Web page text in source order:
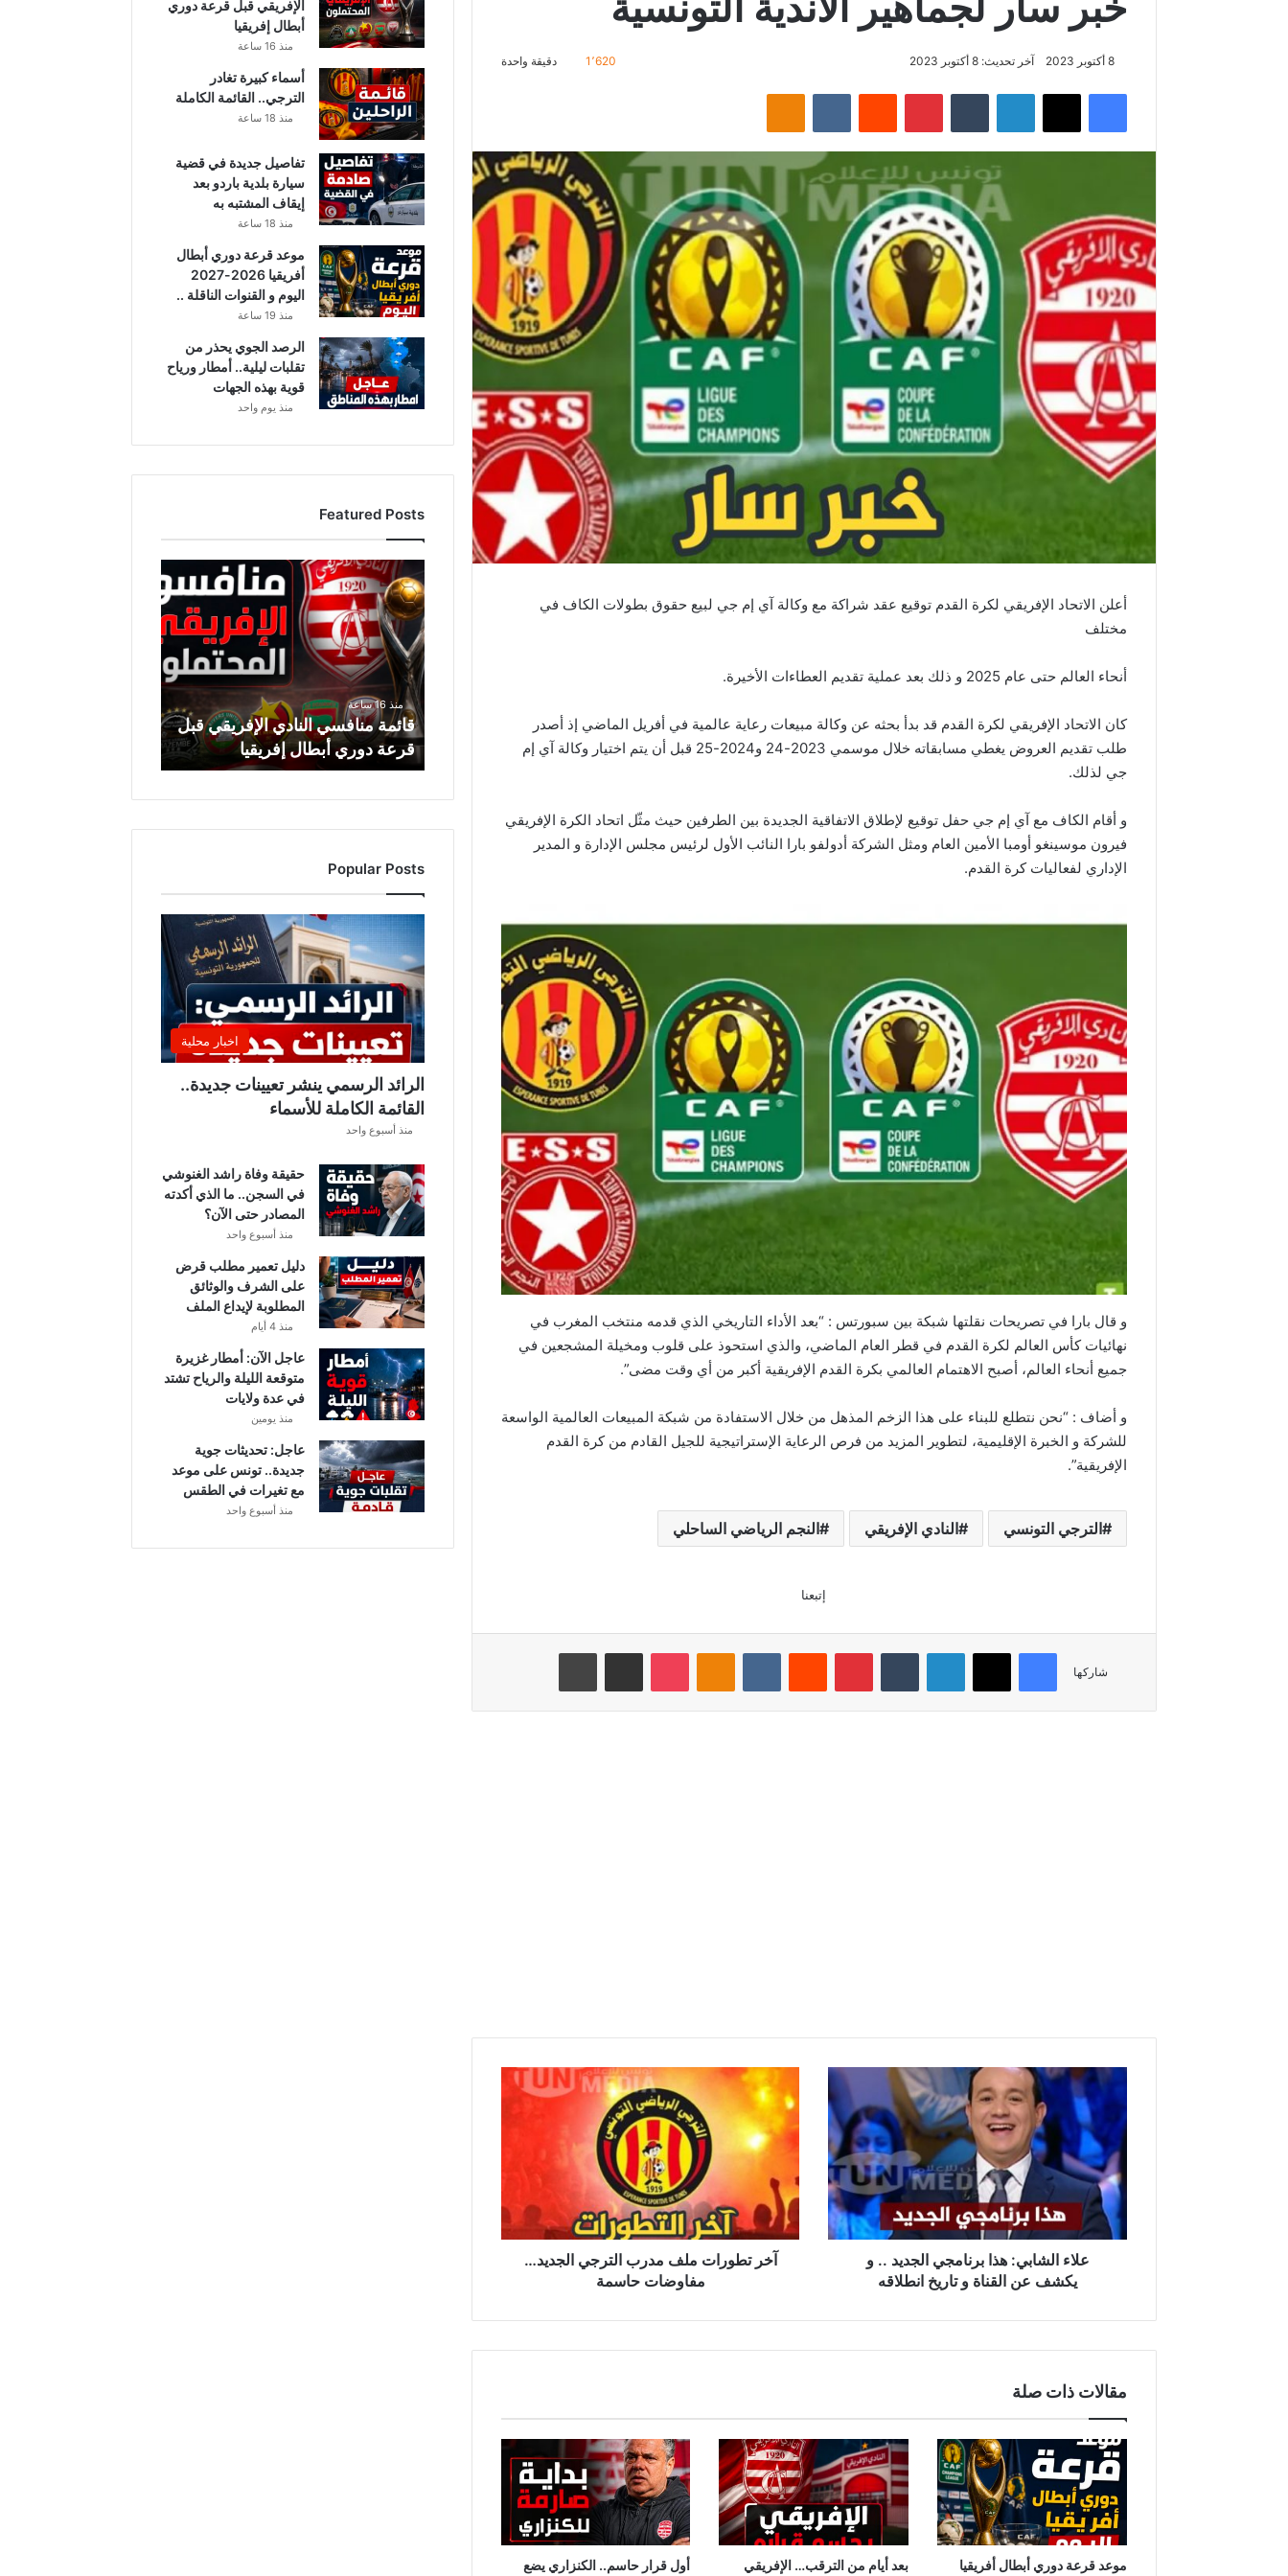
8 أكتوبر 2023 آخر تحديث: 8 أكتوبر 2023 1٬620 دقيقة واحدة
فيسبوك ‫X لينكدإن بينتيريست Odnoklassniki
أعلن الاتحاد الإفريقي لكرة القدم توقيع عقد شراكة مع وكالة آي إم جي لبيع حقوق بطولات الكاف في
مختلف
أنحاء العالم حتى عام 2025 و ذلك بعد عملية تقديم العطاءات الأخيرة.
كان الاتحاد الإفريقي لكرة القدم قد بدأ بحثه عن وكالة مبيعات رعاية عالمية في أفريل الماضي إذ أصدر
طلب تقديم العروض يغطي مسابقاته خلال موسمي 2023-24 و2024-25 قبل أن يتم اختيار وكالة آي إم
جي لذلك.
و أقام الكاف مع آي إم جي حفل توقيع لإطلاق الاتفاقية الجديدة بين الطرفين حيث مثّل اتحاد الكرة الإفريقي
فيرون موسينغو أومبا الأمين العام ومثل الشركة أدولفو بارا النائب الأول لرئيس مجلس الإدارة و المدير
الإداري لفعاليات كرة القدم.
و قال بارا في تصريحات نقلتها شبكة بين سبورتس : “بعد الأداء التاريخي الذي قدمه منتخب المغرب في
نهائيات كأس العالم لكرة القدم في قطر العام الماضي، والذي استحوذ على قلوب ومخيلة المشجعين في
جميع أنحاء العالم، أصبح الاهتمام العالمي بكرة القدم الإفريقية أكبر من أي وقت مضى”.
و أضاف : “نحن نتطلع للبناء على هذا الزخم المذهل من خلال الاستفادة من شبكة المبيعات العالمية الواسعة
للشركة و الخبرة الإقليمية، لتطوير المزيد من فرص الرعاية الإستراتيجية للجيل القادم من كرة القدم
الإفريقية”.
الترجي التونسي النادي الإفريقي النجم الرياضي الساحلي
إتبعنا
شاركها
فيسبوك ‫X لينكدإن بينتيريست Odnoklassniki
‫Pocket مشاركة عبر البريد طباعة
علاء
الشابي:
برنامجي
الجديد
..
يكشف
عن
انطلاقه
علاء الشابي: هذا برنامجي الجديد .. و
يكشف عن القناة و تاريخ انطلاقه
تطورات
ملف
مدرب
الترجي
الجديد…
مفاوضات
حاسمة
آخر تطورات ملف مدرب الترجي الجديد…
مفاوضات حاسمة
مقالات ذات صلة
موعد قرعة دوري أبطال أفريقيا
بعد أيام من الترقب… الإفريقي
أول قرار حاسم.. الكنزاري يضع
الإفريقي قبل قرعة دوري
أبطال إفريقيا
منذ 16 ساعة
أسماء كبيرة تغادر
الترجي.. القائمة الكاملة
منذ 18 ساعة
تفاصيل جديدة في قضية
سيارة بلدية باردو بعد
إيقاف المشتبه به
منذ 18 ساعة
موعد قرعة دوري أبطال
أفريقيا 2026-2027
اليوم و القنوات الناقلة ..
منذ 19 ساعة
الرصد الجوي يحذر من
تقلبات ليلية.. أمطار ورياح
قوية بهذه الجهات
منذ يوم واحد
Featured Posts
قائمة
منافسي
النادي
الإفريقي
قبل
قرعة
دوري
أبطال
إفريقيا
منذ 16 ساعة
قائمة منافسي النادي الإفريقي قبل
قرعة دوري أبطال إفريقيا
Popular Posts
اخبار محلية
الرائد الرسمي ينشر تعيينات جديدة..
القائمة الكاملة للأسماء
منذ أسبوع واحد
حقيقة وفاة راشد الغنوشي
في السجن.. ما الذي أكدته
المصادر حتى الآن؟
منذ أسبوع واحد
دليل تعمير مطلب قرض
على الشرف والوثائق
المطلوبة لإيداع الملف
منذ 4 أيام
عاجل الآن: أمطار غزيرة
متوقعة الليلة والرياح تشتد
في عدة ولايات
منذ يومين
عاجل: تحديثات جوية
جديدة.. تونس على موعد
مع تغيرات في الطقس
منذ أسبوع واحد